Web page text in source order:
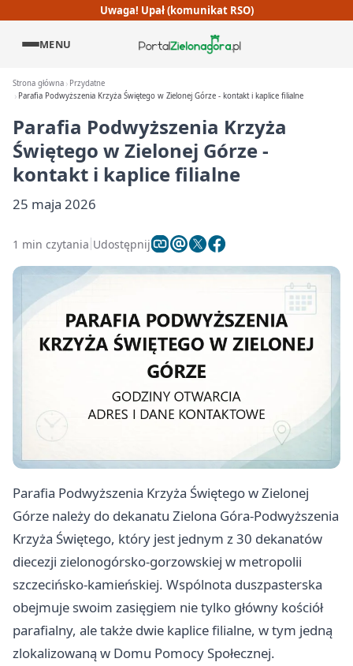
Uwaga! Upał (komunikat RSO)
MENU
Strona główna
Przydatne
Parafia Podwyższenia Krzyża Świętego w Zielonej Górze - kontakt i kaplice filialne
Parafia Podwyższenia Krzyża
Świętego w Zielonej Górze -
kontakt i kaplice filialne
25 maja 2026
1 min czytania Udostępnij
Parafia Podwyższenia Krzyża Świętego w Zielonej
Górze należy do dekanatu Zielona Góra-Podwyższenia
Krzyża Świętego, który jest jednym z 30 dekanatów
diecezji zielonogórsko-gorzowskiej w metropolii
szczecińsko-kamieńskiej. Wspólnota duszpasterska
obejmuje swoim zasięgiem nie tylko główny kościół
parafialny, ale także dwie kaplice filialne, w tym jedną
zlokalizowaną w Domu Pomocy Społecznej.